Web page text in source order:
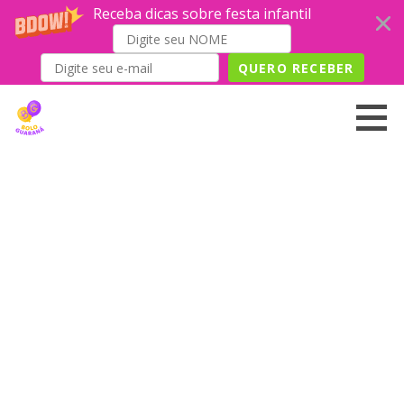
Receba dicas sobre festa infantil
QUERO RECEBER
content